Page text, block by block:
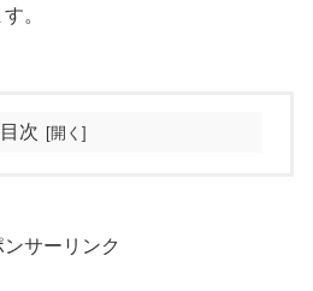
。
目次
ンサーリンク